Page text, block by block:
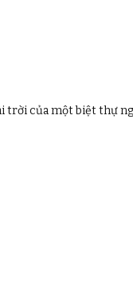
trời của một biệt thự